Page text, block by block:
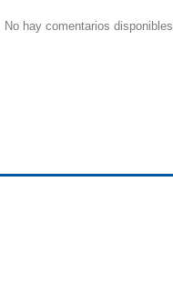
No hay comentarios disponibles.